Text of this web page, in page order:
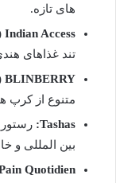
های تازه.
Indian Access (هندی):
تند غذاهای
BLINBERRY (بین المللی):
متنوع از کرپ
Tashas:
بین المللی و
Quotidien: